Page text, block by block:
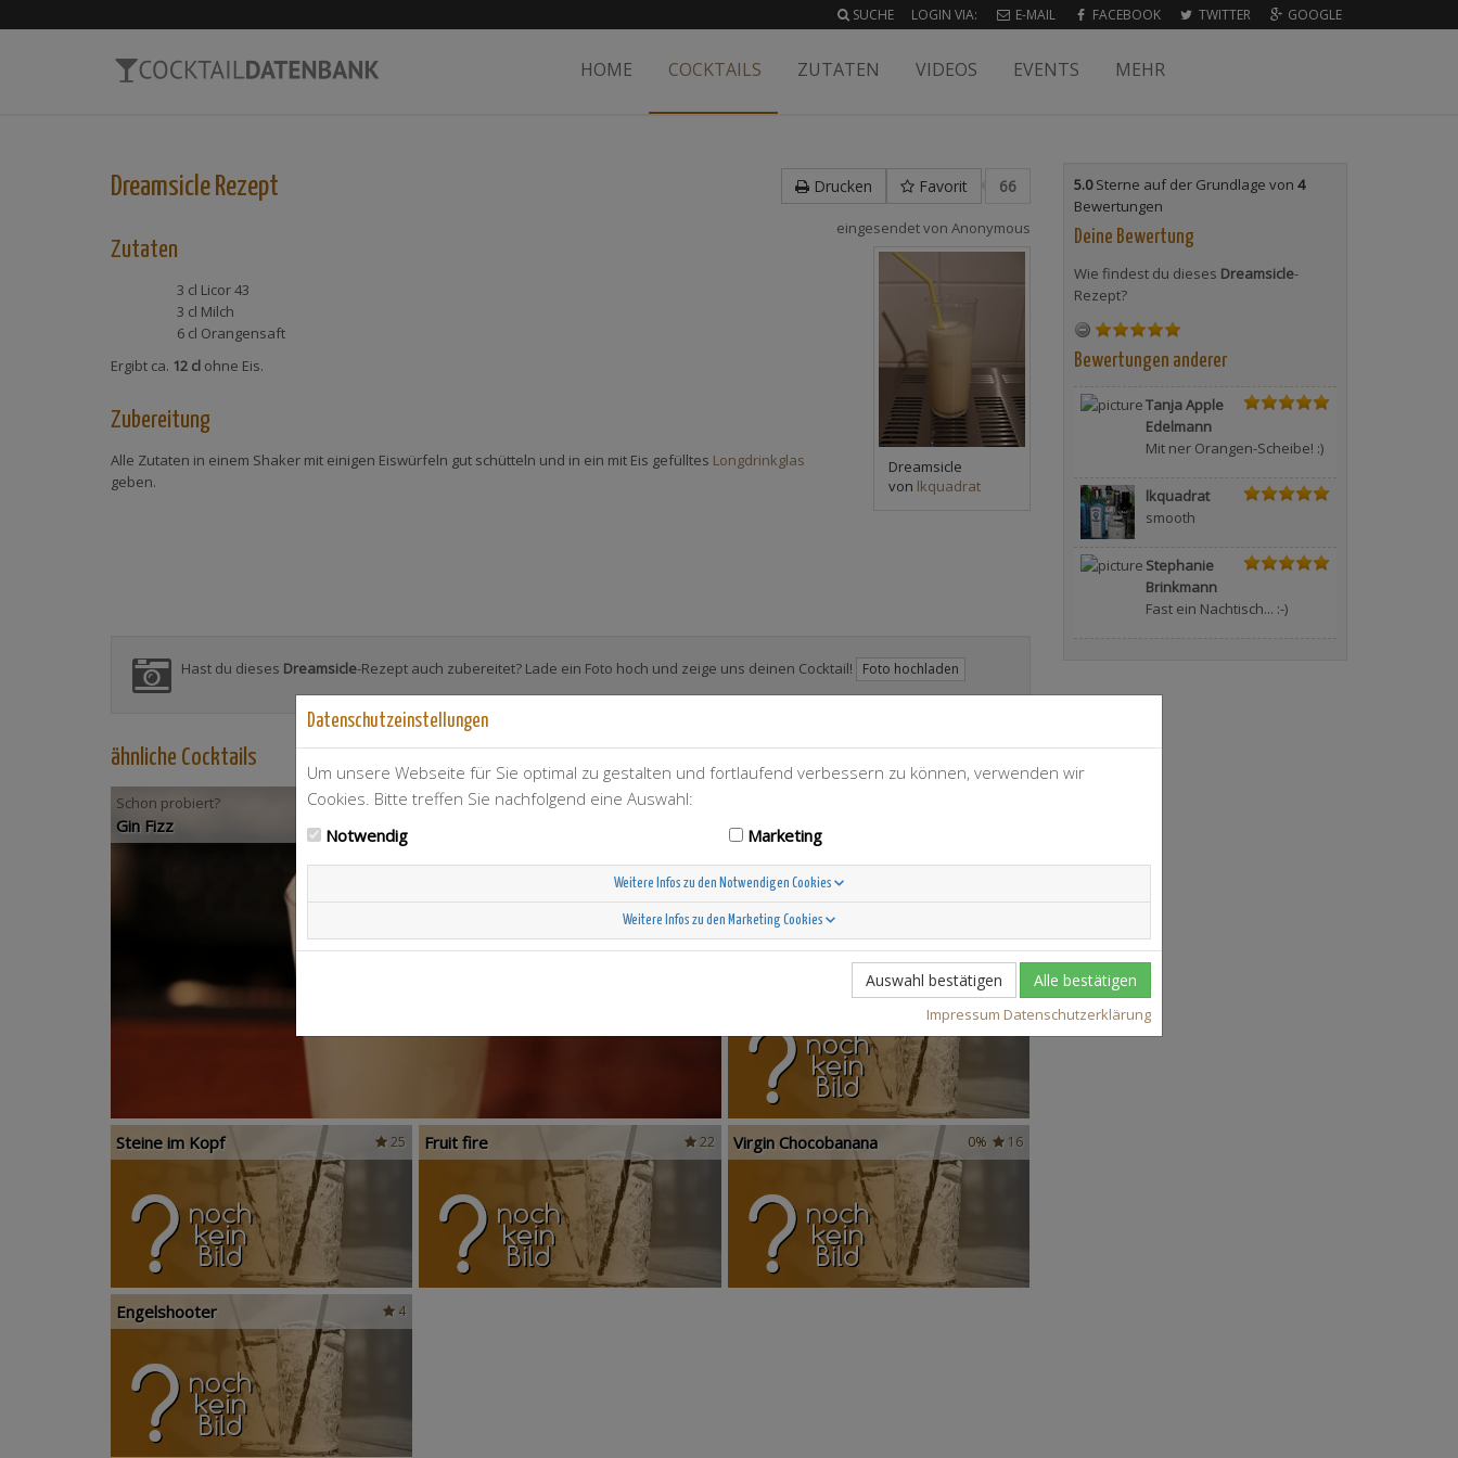
SUCHE LOGIN VIA: E-MAIL FACEBOOK TWITTER GOOGLE
HOME COCKTAILS ZUTATEN VIDEOS EVENTS MEHR
Drucken Favorit 66
Dreamsicle Rezept
eingesendet von Anonymous
Dreamsicle
von lkquadrat
Zutaten
3 cl Licor 43
3 cl Milch
6 cl Orangensaft
Ergibt ca. 12 cl ohne Eis.
Zubereitung
Alle Zutaten in einem Shaker mit einigen Eiswürfeln gut schütteln und in ein mit Eis gefülltes Longdrinkglas
geben.
Hast du dieses Dreamsicle-Rezept auch zubereitet? Lade ein Foto hoch und zeige uns deinen Cocktail! Foto hochladen
ähnliche Cocktails
136
Schon probiert?
Gin Fizz
Scandinavian Sunshine
25
Steine im Kopf 22
Fruit fire 16
0%
Virgin Chocobanana
4
Engelshooter
5.0Sterne auf der Grundlage von 4
Bewertungen
Deine Bewertung
Wie findest du dieses Dreamsicle-
Rezept?
Bewertungen anderer
Tanja Apple
Edelmann
Mit ner Orangen-Scheibe! :)
lkquadrat
smooth
Stephanie
Brinkmann
Fast ein Nachtisch... :-)
Datenschutzeinstellungen
Um unsere Webseite für Sie optimal zu gestalten und fortlaufend verbessern zu können, verwenden wir
Cookies. Bitte treffen Sie nachfolgend eine Auswahl:
Notwendig
Marketing
Weitere Infos zu den Notwendigen Cookies
Weitere Infos zu den Marketing Cookies
Auswahl bestätigen Alle bestätigen
Impressum Datenschutzerklärung